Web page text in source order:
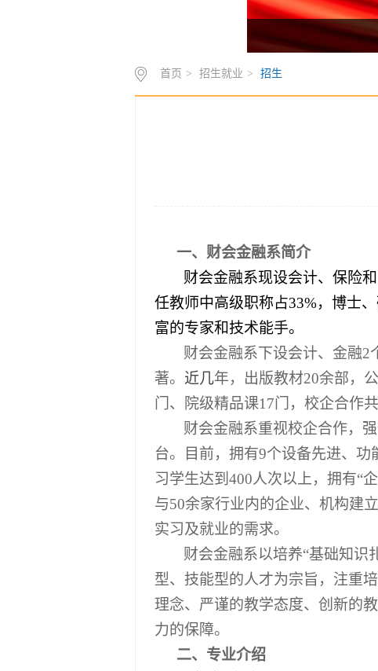
首页 > 招生就业 > 招生
一、财会金融系简介
财会金融系现设会计、保险
任教师中高级职称占33%，博士、
富的专家和技术能手。
财会金融系下设会计、金融2
著。 近几年， 出版教材20余部，
门、院级精品课17门，校企合作
财会金融系重视校企合作，
台。目前，拥有9个设备先进、功
习学生达到400人次以上，拥有“
与50余家行业内的企业、机构建
实习及就业的需求。
财会金融系以培养“基础知识
型、技能型的人才为宗旨，注重
理念、严谨的教学态度、创新的
力的保障。
二、专业介绍